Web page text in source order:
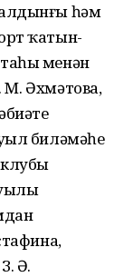
һәм
ҡатын-
менән
М. Әхмәтова,
биләмәһе
Ә.